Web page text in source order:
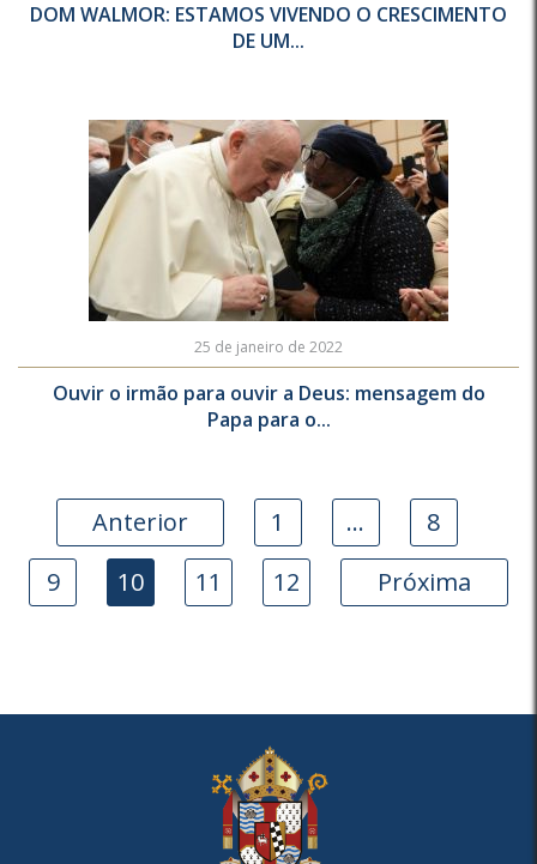
DOM WALMOR: ESTAMOS VIVENDO O CRESCIMENTO
DE UM...
25 de janeiro de 2022
Ouvir o irmão para ouvir a Deus: mensagem do
Papa para o...
Anterior 1 …
8
9
10 11 12 Próxima